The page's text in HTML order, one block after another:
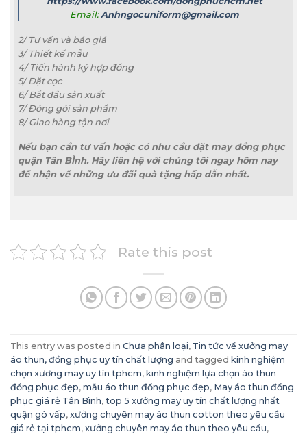
Email:Anhngocuniform@gmail.com
2/ Tư vấn và báo giá
3/ Thiết kế mẫu
4/ Tiến hành ký hợp đồng
5/ Đặt cọc
6/ Bắt đầu sản xuất
7/ Đóng gói sản phẩm
8/ Giao hàng tận nơi
Nếu bạn cần tư vấn hoặc có nhu cầu đặt may đồng phục
quận Tân BÌnh. Hãy liên hệ với chúng tôi ngay hôm nay
để nhận về những ưu đãi quà tặng hấp dẫn nhất.
Rate this post
This entry was posted in Chưa phân loại, Tin tức về xưởng may
áo thun, đồng phục uy tín chất lượng and tagged kinh nghiệm
chọn xương may uy tín tphcm, kinh nghiệm lựa chọn áo thun
đồng phục đẹp, mẫu áo thun đồng phục đẹp, May áo thun đồng
phục giá rẻ Tân Bình, top 5 xưởng may uy tín chất lượng nhất
quận gò vấp, xưởng chuyên may áo thun cotton theo yêu cầu
giá rẻ tại tphcm, xưởng chuyên may áo thun theo yêu cầu,